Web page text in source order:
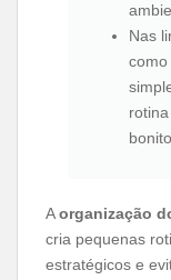
Nas
Aorganização
cria pequenas
estratégicos e